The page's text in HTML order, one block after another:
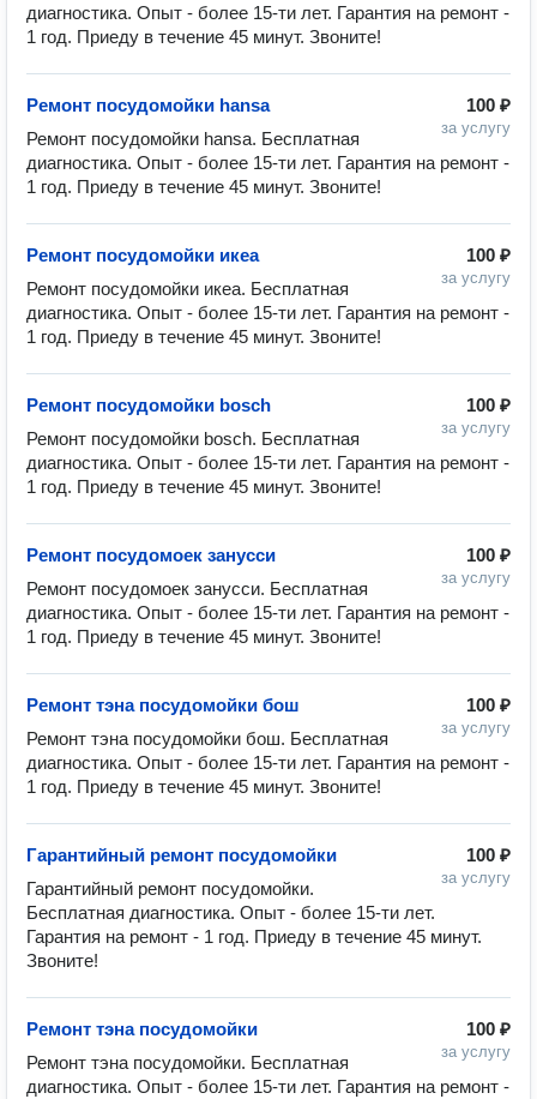
диагностика. Опыт - более 15-ти лет. Гарантия на ремонт -
1 год. Приеду в течение 45 минут. Звоните!
100 ₽
за услугу
Ремонт посудомойки hansa
Ремонт посудомойки hansa. Бесплатная
диагностика. Опыт - более 15-ти лет. Гарантия на ремонт -
1 год. Приеду в течение 45 минут. Звоните!
100 ₽
за услугу
Ремонт посудомойки икеа
Ремонт посудомойки икеа. Бесплатная
диагностика. Опыт - более 15-ти лет. Гарантия на ремонт -
1 год. Приеду в течение 45 минут. Звоните!
100 ₽
за услугу
Ремонт посудомойки bosch
Ремонт посудомойки bosch. Бесплатная
диагностика. Опыт - более 15-ти лет. Гарантия на ремонт -
1 год. Приеду в течение 45 минут. Звоните!
100 ₽
за услугу
Ремонт посудомоек занусси
Ремонт посудомоек занусси. Бесплатная
диагностика. Опыт - более 15-ти лет. Гарантия на ремонт -
1 год. Приеду в течение 45 минут. Звоните!
100 ₽
за услугу
Ремонт тэна посудомойки бош
Ремонт тэна посудомойки бош. Бесплатная
диагностика. Опыт - более 15-ти лет. Гарантия на ремонт -
1 год. Приеду в течение 45 минут. Звоните!
100 ₽
за услугу
Гарантийный ремонт посудомойки
Гарантийный ремонт посудомойки.
Бесплатная диагностика. Опыт - более 15-ти лет.
Гарантия на ремонт - 1 год. Приеду в течение 45 минут.
Звоните!
100 ₽
за услугу
Ремонт тэна посудомойки
Ремонт тэна посудомойки. Бесплатная
диагностика. Опыт - более 15-ти лет. Гарантия на ремонт -